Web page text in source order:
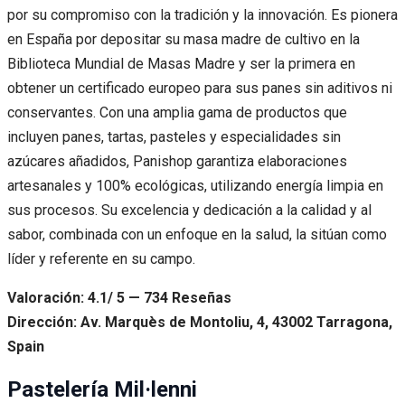
por su compromiso con la tradición y la innovación. Es pionera
en España por depositar su masa madre de cultivo en la
Biblioteca Mundial de Masas Madre y ser la primera en
obtener un certificado europeo para sus panes sin aditivos ni
conservantes. Con una amplia gama de productos que
incluyen panes, tartas, pasteles y especialidades sin
azúcares añadidos, Panishop garantiza elaboraciones
artesanales y 100% ecológicas, utilizando energía limpia en
sus procesos. Su excelencia y dedicación a la calidad y al
sabor, combinada con un enfoque en la salud, la sitúan como
líder y referente en su campo.
Valoración: 4.1/ 5 — 734 Reseñas
Dirección: Av. Marquès de Montoliu, 4, 43002 Tarragona,
Spain
Pastelería Mil·lenni